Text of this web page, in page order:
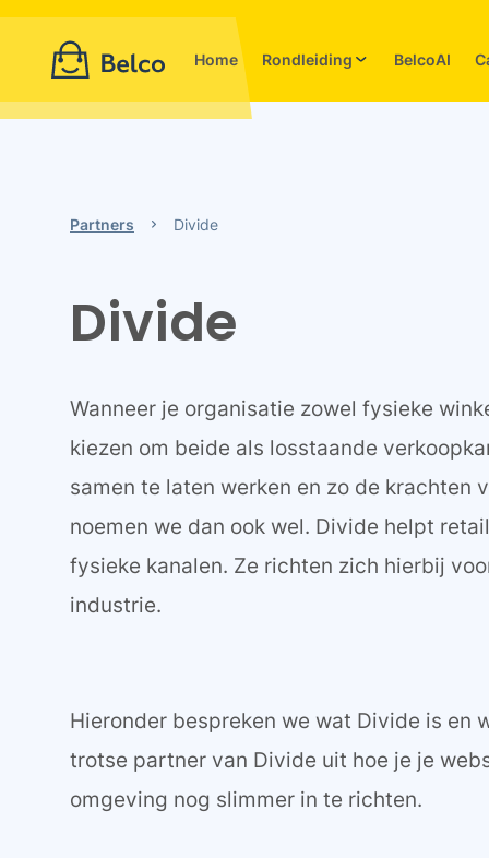
Home Rondleiding BelcoAI
Partners Divide
Divide
Wanneer je organisatie zowel fysieke
kiezen om beide als losstaande
samen te laten werken en zo de krachten
noemen we dan ook wel. Divide helpt
fysieke kanalen. Ze richten zich hierbij
industrie.
Hieronder bespreken we wat Divide is en
trotse partner van Divide uit hoe je je
omgeving nog slimmer in te richten.